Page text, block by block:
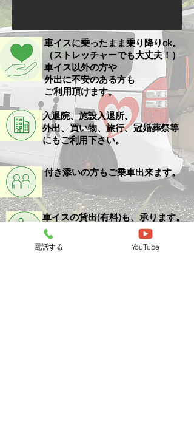
車イスに乗ったまま乗り降りok。
（ストレッチャーでも大丈夫！）
車イス以外の方や
外出に不安のある方も
ご利用頂けます。
入退院、施設入退所、
​外出、買い物、旅行、冠婚葬祭等
にもご利用下さい。
付き添いの方もご乗車出来ます。
車イスの貸出(有料)も、承ります。
電話する YouTube